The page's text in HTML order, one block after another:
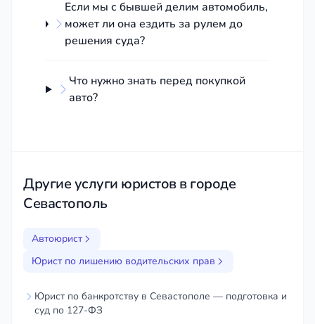
Если мы с бывшей делим автомобиль,
может ли она ездить за рулем до
решения суда?
Что нужно знать перед покупкой
авто?
Другие услуги юристов в городе
Севастополь
Автоюрист
Юрист по лишению водительских прав
Юрист по банкротству в Севастополе — подготовка и
суд по 127-ФЗ